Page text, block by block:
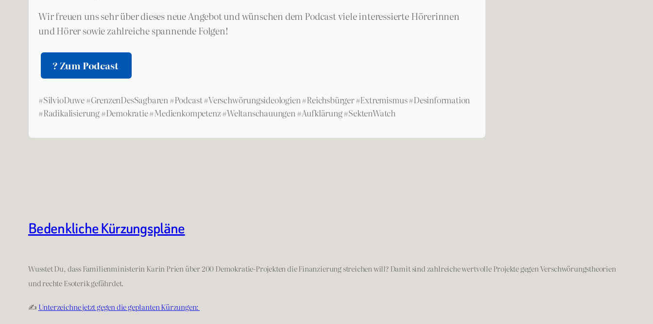
Wir freuen uns sehr über dieses neue Angebot und wünschen dem Podcast viele interessierte Hörerinnen
und Hörer sowie zahlreiche spannende Folgen!
? Zum Podcast
#SilvioDuwe #GrenzenDesSagbaren #Podcast #Verschwörungsideologien #Reichsbürger #Extremismus #Desinformation
#Radikalisierung #Demokratie #Medienkompetenz #Weltanschauungen #Aufklärung #SektenWatch
Bedenkliche Kürzungspläne
Wusstet Du, dass Familienministerin Karin Prien über 200 Demokratie-Projekten die Finanzierung streichen will? Damit sind zahlreiche wertvolle Projekte gegen Verschwörungstheorien
und rechte Esoterik gefährdet.
✍️ Unterzeichne jetzt gegen die geplanten Kürzungen: